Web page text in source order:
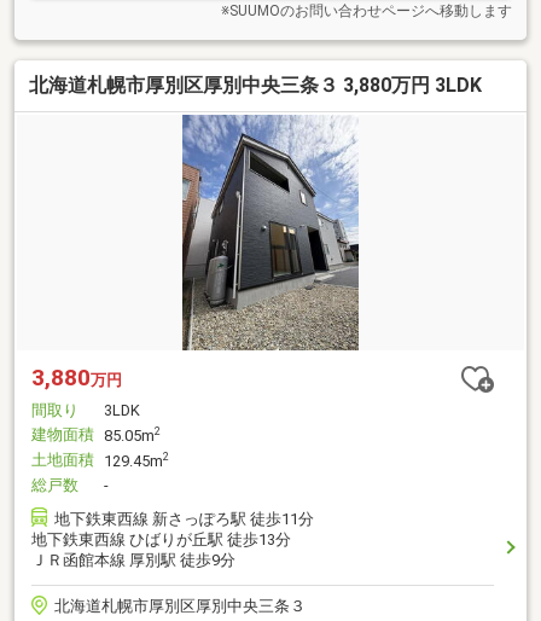
※SUUMOのお問い合わせページへ移動します
北海道札幌市厚別区厚別中央三条３ 3,880万円 3LDK
3,880万円
間取り
3LDK
建物面積 85.05m2
土地面積 129.45m2
総戸数
-
地下鉄東西線 新さっぽろ駅 徒歩11分
地下鉄東西線 ひばりが丘駅 徒歩13分
ＪＲ函館本線 厚別駅 徒歩9分
北海道札幌市厚別区厚別中央三条３